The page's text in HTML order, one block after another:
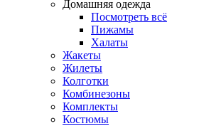
Домашняя одежда
Посмотреть всё
Пижамы
Халаты
Жакеты
Жилеты
Колготки
Комбинезоны
Комплекты
Костюмы